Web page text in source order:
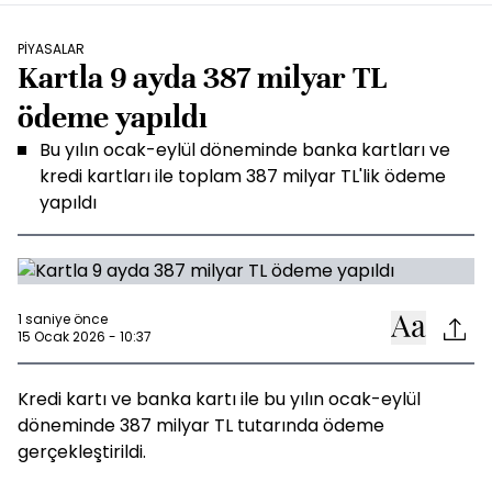
PİYASALAR
Kartla 9 ayda 387 milyar TL
ödeme yapıldı
Bu yılın ocak-eylül döneminde banka kartları ve
kredi kartları ile toplam 387 milyar TL'lik ödeme
yapıldı
1 saniye önce
15 Ocak 2026 - 10:37
Kredi kartı ve banka kartı ile bu yılın ocak-eylül
döneminde 387 milyar TL tutarında ödeme
gerçekleştirildi.